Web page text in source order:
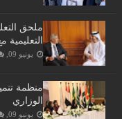
ملحق
يونيو 09, 2023
منظمة
الوزاري
يونيو 09, 2023